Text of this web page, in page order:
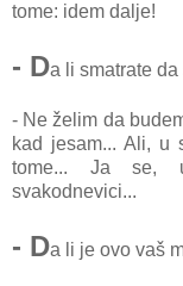
tome: idem dalje!
- Da li smatrate
- Ne želim da
kad jesam... Ali, u
tome... Ja se,
svakodnevici...
- Da li je ovo vaš